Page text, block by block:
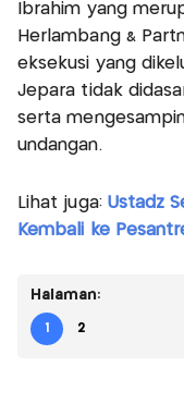
Ibrahim yang
Herlambang &
eksekusi yang
Jepara tidak
serta
undangan.
Lihat juga: Ustadz
Kembali ke
Halaman:
1 2